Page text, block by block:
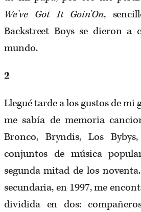
We’ve Got It Goin’On,
Backstreet Boys se dieron a
mundo.
2
Llegué tarde a los gustos de mi
me sabía de memoria
Bronco, Bryndis, Los
conjuntos de música
segunda mitad de los
secundaria, en 1997, me
dividida en dos: